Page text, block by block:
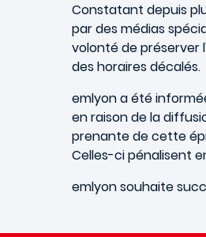
Constatant depuis
par des médias
volonté de préserver
des horaires décalés.
emlyon a été
en raison de la
prenante de cette
Celles-ci pénalisent
emlyon souhaite